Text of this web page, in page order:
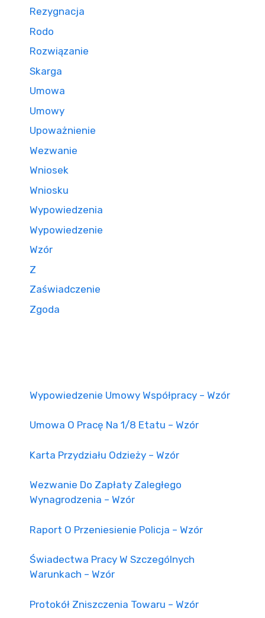
Rezygnacja
Rodo
Rozwiązanie
Skarga
Umowa
Umowy
Upoważnienie
Wezwanie
Wniosek
Wniosku
Wypowiedzenia
Wypowiedzenie
Wzór
Z
Zaświadczenie
Zgoda
Wypowiedzenie Umowy Współpracy – Wzór
Umowa O Pracę Na 1/8 Etatu – Wzór
Karta Przydziału Odzieży – Wzór
Wezwanie Do Zapłaty Zaległego
Wynagrodzenia – Wzór
Raport O Przeniesienie Policja – Wzór
Świadectwa Pracy W Szczególnych
Warunkach – Wzór
Protokół Zniszczenia Towaru – Wzór